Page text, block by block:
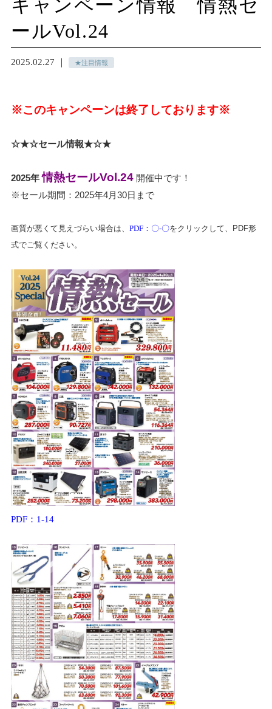
キャンペーン情報 情熱セ
ールVol.24
2025.02.27 ｜ ★注目情報
※このキャンペーンは終了しております※
☆★☆セール情報★☆★
2025年情熱セールVol.24 開催中です！
※セール期間：2025年4月30日まで
画質が悪くて見えづらい場合は、 PDF：〇-〇をクリックして、PDF形
式でご覧ください。
PDF：1-14